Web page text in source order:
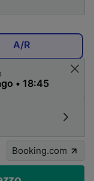
A/R
Booking.com